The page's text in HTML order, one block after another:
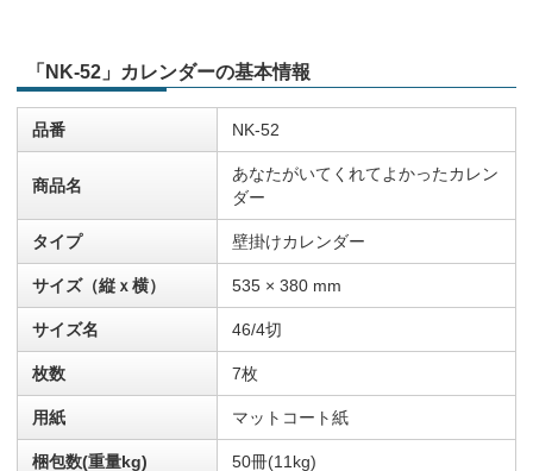
「NK-52」カレンダーの基本情報
品番 NK-52
商品名
あなたがいてくれてよかったカレン
ダー
タイプ 壁掛けカレンダー
サイズ（縦ｘ横） 535 × 380 mm
サイズ名 46/4切
枚数 7枚
用紙 マットコート紙
梱包数(重量kg) 50冊(11kg)